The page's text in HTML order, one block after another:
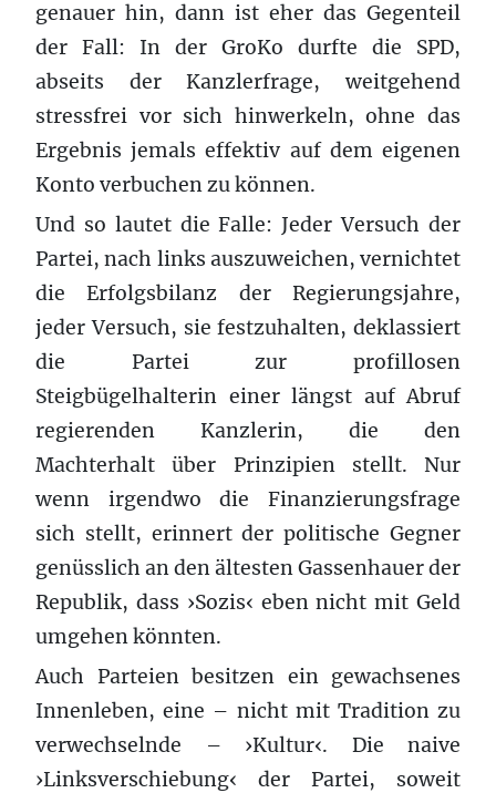
genauer hin, dann ist eher das Gegenteil
der Fall: In der GroKo durfte die SPD,
abseits der Kanzlerfrage, weitgehend
stressfrei vor sich hinwerkeln, ohne das
Ergebnis jemals effektiv auf dem eigenen
Konto verbuchen zu können.
Und so lautet die Falle: Jeder Versuch der
Partei, nach links auszuweichen, vernichtet
die Erfolgsbilanz der Regierungsjahre,
jeder Versuch, sie festzuhalten, deklassiert
die Partei zur profillosen
Steigbügelhalterin einer längst auf Abruf
regierenden Kanzlerin, die den
Machterhalt über Prinzipien stellt. Nur
wenn irgendwo die Finanzierungsfrage
sich stellt, erinnert der politische Gegner
genüsslich an den ältesten Gassenhauer der
Republik, dass ›Sozis‹ eben nicht mit Geld
umgehen könnten.
Auch Parteien besitzen ein gewachsenes
Innenleben, eine – nicht mit Tradition zu
verwechselnde – ›Kultur‹. Die naive
›Linksverschiebung‹ der Partei, soweit